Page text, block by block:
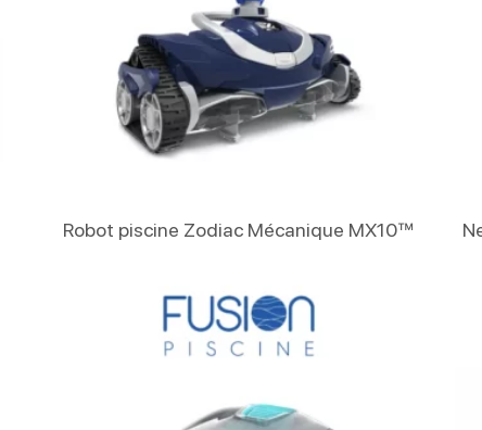
Robot piscine Zodiac Mécanique MX10™